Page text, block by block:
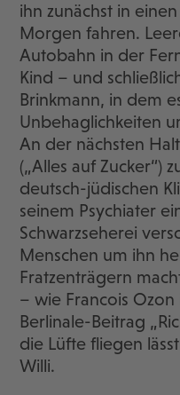
ihn zunächst in
Morgen fahren.
Autobahn in der
Kind – und
Brinkmann, in dem
Unbehaglichkeiten
An der nächsten
(„Alles auf Zucker“)
deutsch-jüdischen
seinem Psychiater
Schwarzseherei
Menschen um ihn
Fratzenträgern
– wie Francois
Berlinale-Beitrag
die Lüfte fliegen
Willi.